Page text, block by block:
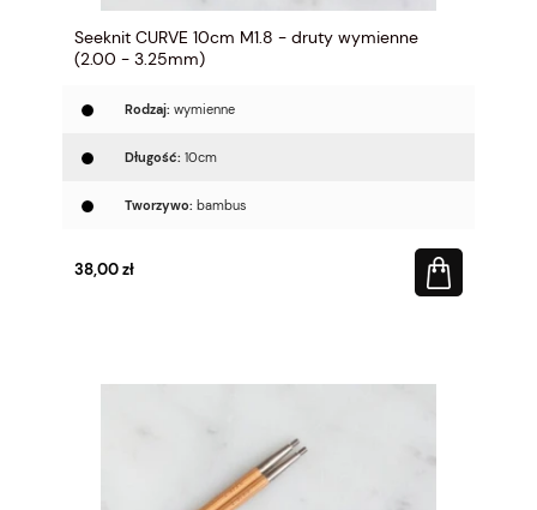
Seeknit CURVE 10cm M1.8 - druty wymienne
(2.00 - 3.25mm)
Rodzaj: wymienne
Długość: 10cm
Tworzywo: bambus
38,00 zł